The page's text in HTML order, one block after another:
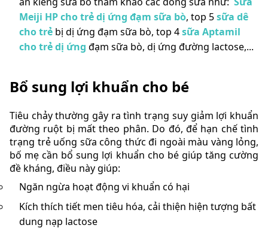
Meiji HP cho trẻ dị ứng đạm sữa bò, top 5sữa dê
cho trẻ bị dị ứng đạm sữa bò, top 4sữa Aptamil
cho trẻ dị ứng đạm sữa bò, dị ứng đường lactose,...
Bổ sung lợi khuẩn cho bé
Tiêu chảy thường gây ra tình trạng suy giảm lợi khuẩn
đường ruột bị mất theo phân. Do đó, để hạn chế tình
trạng trẻ uống sữa công thức đi ngoài màu vàng lỏng,
bố mẹ cần bổ sung lợi khuẩn cho bé giúp tăng cường
đề kháng, điều này giúp:
Ngăn ngừa hoạt động vi khuẩn có hại
Kích thích tiết men tiêu hóa, cải thiện hiện tượng bất
dung nạp lactose